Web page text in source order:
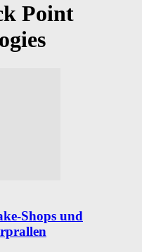
Point
Shops und